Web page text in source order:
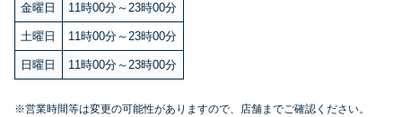
金曜日 11時00分～23時00分
土曜日 11時00分～23時00分
日曜日 11時00分～23時00分
※営業時間等は変更の可能性がありますので、店舗までご確認ください。